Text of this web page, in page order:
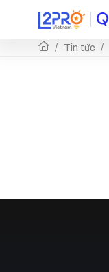
Tin tức